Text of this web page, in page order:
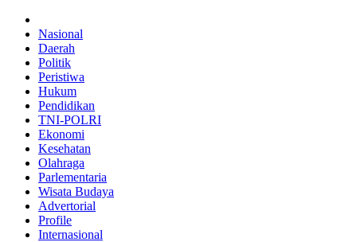
Nasional
Daerah
Politik
Peristiwa
Hukum
Pendidikan
TNI-POLRI
Ekonomi
Kesehatan
Olahraga
Parlementaria
Wisata Budaya
Advertorial
Profile
Internasional